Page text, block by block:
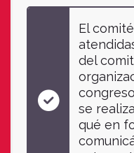
El
del
se
qué en